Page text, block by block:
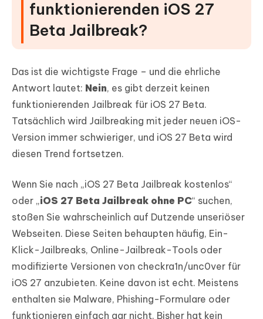
funktionierenden iOS 27
Beta Jailbreak?
Das ist die wichtigste Frage – und die ehrliche
Antwort lautet: Nein, es gibt derzeit keinen
funktionierenden Jailbreak für iOS 27 Beta.
Tatsächlich wird Jailbreaking mit jeder neuen iOS-
Version immer schwieriger, und iOS 27 Beta wird
diesen Trend fortsetzen.
Wenn Sie nach „iOS 27 Beta Jailbreak kostenlos“
oder „iOS 27 Beta Jailbreak ohne PC“ suchen,
stoßen Sie wahrscheinlich auf Dutzende unseriöser
Webseiten. Diese Seiten behaupten häufig, Ein-
Klick-Jailbreaks, Online-Jailbreak-Tools oder
modifizierte Versionen von checkra1n/unc0ver für
iOS 27 anzubieten. Keine davon ist echt. Meistens
enthalten sie Malware, Phishing-Formulare oder
funktionieren einfach gar nicht. Bisher hat kein